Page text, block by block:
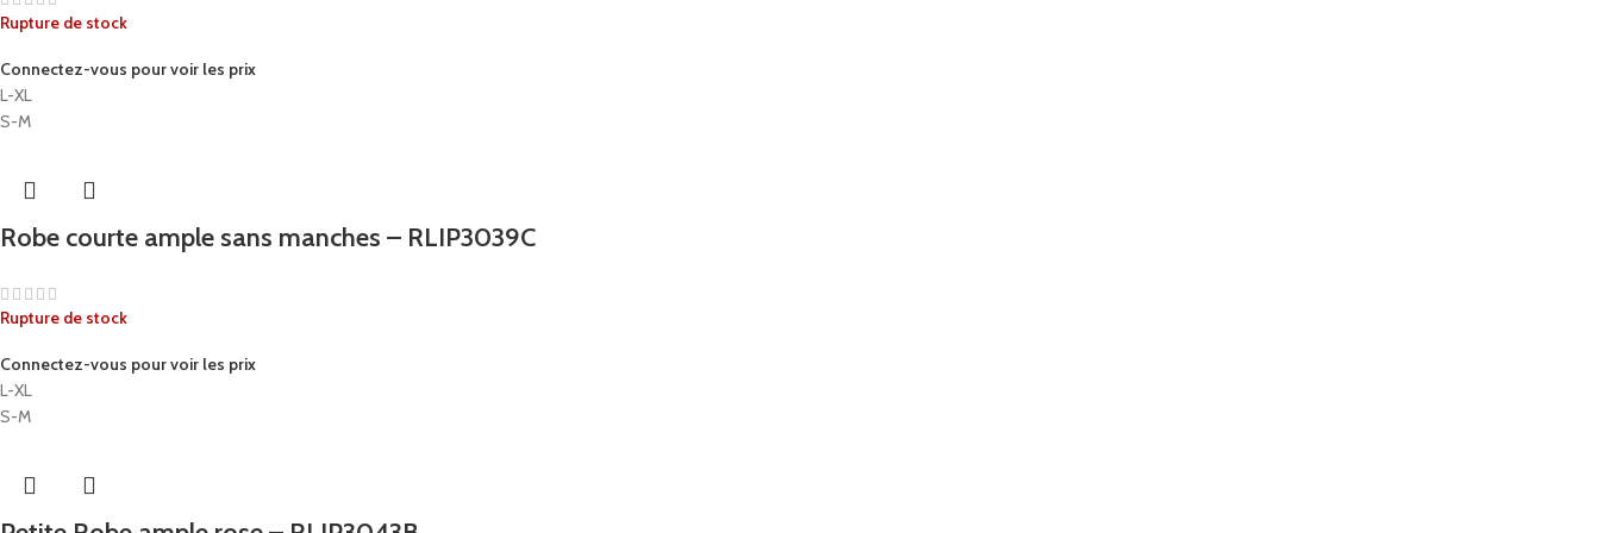
Rupture de stock
Connectez-vous pour voir les prix
L-XL
S-M
Robe courte ample sans manches – RLIP3039C
Rupture de stock
Connectez-vous pour voir les prix
L-XL
S-M